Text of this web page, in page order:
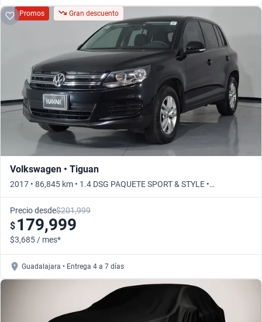
Promos Gran descuento
Volkswagen • Tiguan
2017 • 86,845 km • 1.4 DSG PAQUETE SPORT & STYLE •
Automático
Precio desde$201,999
$ 179,999
$3,685 / mes*
Guadalajara • Entrega 4 a 7 días